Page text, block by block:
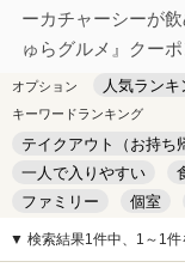
ーカチャーシーが
ゅらグルメ』クー
オプション 人気ランキ
キーワードランキング
テイクアウト（お持ち
一人で入りやすい
ファミリー
個室
キッズルーム
安い
▼ 検索結果1件中、1～1件